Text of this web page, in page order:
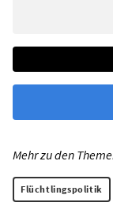
Mehr zu den
Flüchtlingspolitik